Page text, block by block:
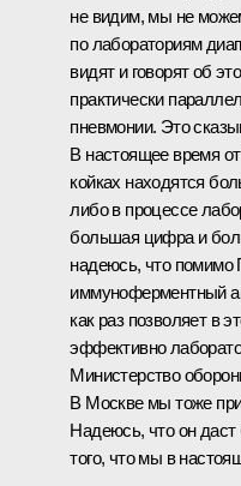
не видим, мы не
по лабораториям
видят и говорят об
практически
пневмонии. Это
В настоящее время
койках находятся
либо в процессе
большая цифра и
надеюсь, что помимо
иммуноферментный
как раз позволяет в
эффективно
Министерство
В Москве мы тоже
Надеюсь, что он
того, что мы в